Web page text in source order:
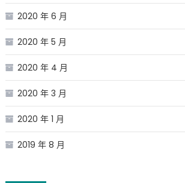
2020 年 6 月
2020 年 5 月
2020 年 4 月
2020 年 3 月
2020 年 1 月
2019 年 8 月